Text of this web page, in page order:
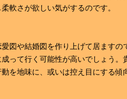
軟さが欲しい気がするのです。
図や結婚図を作り上げて居ますの
って行く可能性が高いでしょう。
を地味に、或いは控え目にする傾